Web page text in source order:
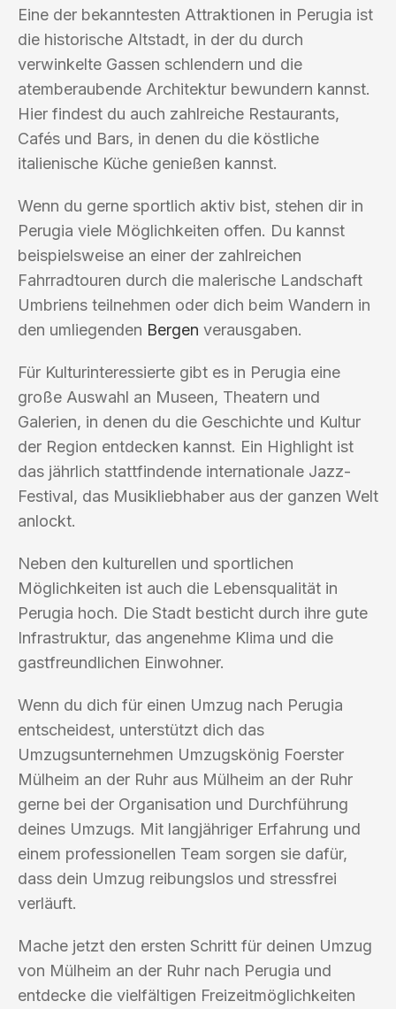
Eine der bekanntesten Attraktionen in Perugia ist
die historische Altstadt, in der du durch
verwinkelte Gassen schlendern und die
atemberaubende Architektur bewundern kannst.
Hier findest du auch zahlreiche Restaurants,
Cafés und Bars, in denen du die köstliche
italienische Küche genießen kannst.
Wenn du gerne sportlich aktiv bist, stehen dir in
Perugia viele Möglichkeiten offen. Du kannst
beispielsweise an einer der zahlreichen
Fahrradtouren durch die malerische Landschaft
Umbriens teilnehmen oder dich beim Wandern in
den umliegenden Bergen verausgaben.
Für Kulturinteressierte gibt es in Perugia eine
große Auswahl an Museen, Theatern und
Galerien, in denen du die Geschichte und Kultur
der Region entdecken kannst. Ein Highlight ist
das jährlich stattfindende internationale Jazz-
Festival, das Musikliebhaber aus der ganzen Welt
anlockt.
Neben den kulturellen und sportlichen
Möglichkeiten ist auch die Lebensqualität in
Perugia hoch. Die Stadt besticht durch ihre gute
Infrastruktur, das angenehme Klima und die
gastfreundlichen Einwohner.
Wenn du dich für einen Umzug nach Perugia
entscheidest, unterstützt dich das
Umzugsunternehmen Umzugskönig Foerster
Mülheim an der Ruhr aus Mülheim an der Ruhr
gerne bei der Organisation und Durchführung
deines Umzugs. Mit langjähriger Erfahrung und
einem professionellen Team sorgen sie dafür,
dass dein Umzug reibungslos und stressfrei
verläuft.
Mache jetzt den ersten Schritt für deinen Umzug
von Mülheim an der Ruhr nach Perugia und
entdecke die vielfältigen Freizeitmöglichkeiten